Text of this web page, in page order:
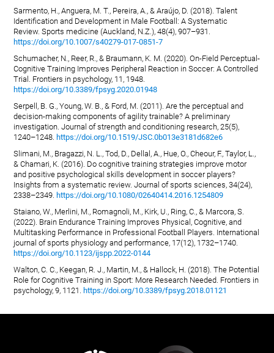
Sarmento, H., Anguera, M. T., Pereira, A., & Araújo, D. (2018). Talent
Identification and Development in Male Football: A Systematic
Review. Sports medicine (Auckland, N.Z.), 48(4), 907–931.
https://doi.org/10.1007/s40279-017-0851-7
Schumacher, N., Reer, R., & Braumann, K. M. (2020). On-Field Perceptual-
Cognitive Training Improves Peripheral Reaction in Soccer: A Controlled
Trial. Frontiers in psychology, 11, 1948.
https://doi.org/10.3389/fpsyg.2020.01948
Serpell, B. G., Young, W. B., & Ford, M. (2011). Are the perceptual and
decision-making components of agility trainable? A preliminary
investigation. Journal of strength and conditioning research, 25(5),
1240–1248. https://doi.org/10.1519/JSC.0b013e3181d682e6
Slimani, M., Bragazzi, N. L., Tod, D., Dellal, A., Hue, O., Cheour, F., Taylor, L.,
& Chamari, K. (2016). Do cognitive training strategies improve motor
and positive psychological skills development in soccer players?
Insights from a systematic review. Journal of sports sciences, 34(24),
2338–2349. https://doi.org/10.1080/02640414.2016.1254809
Staiano, W., Merlini, M., Romagnoli, M., Kirk, U., Ring, C., & Marcora, S.
(2022). Brain Endurance Training Improves Physical, Cognitive, and
Multitasking Performance in Professional Football Players. International
journal of sports physiology and performance, 17(12), 1732–1740.
https://doi.org/10.1123/ijspp.2022-0144
Walton, C. C., Keegan, R. J., Martin, M., & Hallock, H. (2018). The Potential
Role for Cognitive Training in Sport: More Research Needed. Frontiers in
psychology, 9, 1121. https://doi.org/10.3389/fpsyg.2018.01121